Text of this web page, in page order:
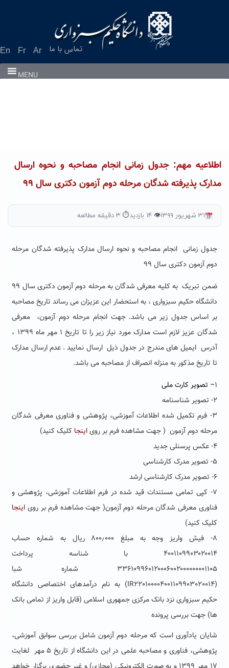
En Fr Ar تماس با ما
MENU
اطلاعیه مهم: جدول زمانی انجام مصاحبه و نحوه ارسال
مدارک پذیرفته شدگان مرحله دوم آزمون دکتری سال ۹۹
۳۱ شهریور ۱۳۹۹ 👁 ۱۴ بازدید ⏱ ۳ دقیقه مطالعه
جدول زمانی انجام مصاحبه و نحوه ارسال مدارک پذیرفته شدگان مرحله
دوم آزمون دکتری سال ۹۹
ضمن تبریک به کلیه معرفی شدگان به مرحله دوم آزمون دکتری سال ۹۹
دانشگاه حکیم سبزواری ، به استحضار این عزیزان می رساند تاریخ مصاحبه
بر اساس جدول زیر می باشد. جهت انجام مرحله دوم آزمون، معرفی
شدگان عزیز لازم است مدارک مورد نیاز زیر را تا تاریخ ۱ مهر ماه ۱۳۹۹ ،
آدرس ایمیل های مندرج در جدول ذیل ارسال نمایید . عدم ارسال مدارک
تا تاریخ مذکور به منزله انصراف از مصاحبه می باشد.
۱– تصویر کارت ملی
۲- تصویر شناسنامه
۳- فرم تکمیل شده اطلاعات آموزشی، پژوهشی و فناوری معرفی شدگان
مرحله دوم آزمون ( جهت مشاهده فرم بر رویاینجا کلیک کنید)
۴- عکس پرسنلی جدید
۵- تصویر مدرک کارشناسی
۶- تصویر مدرک کارشناسی ارشد
۷- کپی تمامی مستندات قید شده در فرم اطلاعات آموزشی، پژوهشی و
فناوری معرفی شدگان مرحله دوم آزمون( جهت مشاهده فرم بر روی اینجا
کلیک کنید)
۸- فیش واریز وجه به مبلغ ۸۰۰٫۰۰۰ ریال به شماره حساب
۴۰۰۱۱۰۹۹۰۳۰۲۰۰۱۴ با شناسه پرداخت
۳۳۶۱۰۹۹۶۰۱۲۰۰۰۶۰۰۲۰۰۰۰۰۰۰۰۱۱۰۵ شماره شبا
(IR220100004001109903020014) به نام درآمدهای اختصاصی دانشگاه
حکیم سبزواری نزد بانک مرکزی جمهوری اسلامی (قابل واریز از تمامی بانک
ها) جهت بررسی پرونده
شایان یادآوری است که مرحله دوم آزمون شامل بررسی سوابق آموزشی،
پژوهشی، فناوری و مصاحبه علمی در این دانشگاه از تاریخ ۵ مهر لغایت